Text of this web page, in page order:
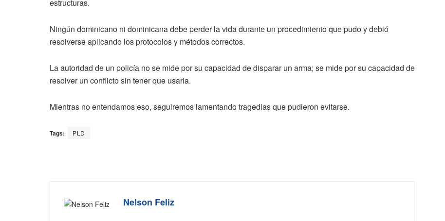
estructuras.
Ningún dominicano ni dominicana debe perder la vida durante un procedimiento que pudo y debió
resolverse aplicando los protocolos y métodos correctos.
La autoridad de un policía no se mide por su capacidad de disparar un arma; se mide por su capacidad de
resolver un conflicto sin tener que usarla.
Mientras no entendamos eso, seguiremos lamentando tragedias que pudieron evitarse.
Tags: PLD
Nelson Feliz